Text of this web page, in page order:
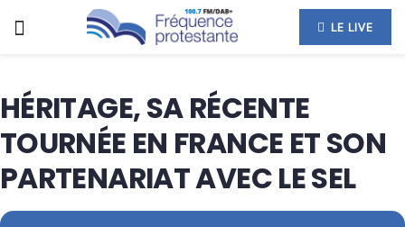
LE LIVE
HÉRITAGE, SA RÉCENTE
TOURNÉE EN FRANCE ET SON
PARTENARIAT AVEC LE SEL